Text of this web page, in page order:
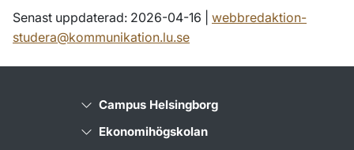
Senast uppdaterad: 2026-04-16 | webbredaktion-
studera@kommunikation.lu.se
Campus Helsingborg
Ekonomihögskolan